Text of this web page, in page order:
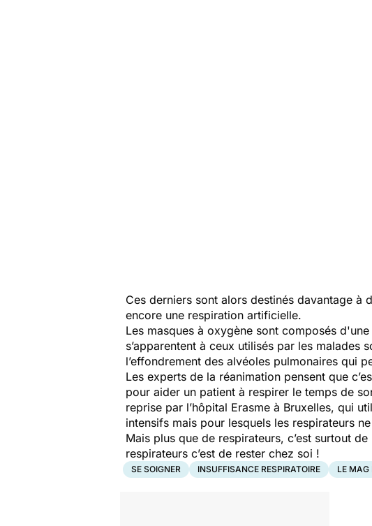
Ces derniers sont alors destinés davantage à
encore une respiration artificielle.
Les masques à oxygène sont composés
s’apparentent à ceux utilisés par les malades
l’effondrement des alvéoles pulmonaires qui
Les experts de la réanimation pensent que
pour aider un patient à respirer le temps de
reprise par l’hôpital Erasme à Bruxelles, qui
intensifs mais pour lesquels les respirateurs
Mais plus que de respirateurs, c’est surtout
respirateurs c’est de rester chez soi !
SE SOIGNER INSUFFISANCE RESPIRATOIRE LE MAG